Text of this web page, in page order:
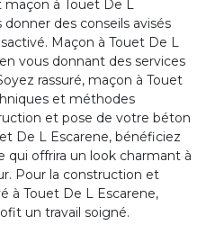
à Touet De L
des conseils avisés
Maçon à Touet De L
vous donnant des services
rassuré, maçon à Touet
et méthodes
et pose de votre béton
De L Escarene, bénéficiez
qui offrira un look charmant à
Pour la construction et
à Touet De L Escarene,
un travail soigné.